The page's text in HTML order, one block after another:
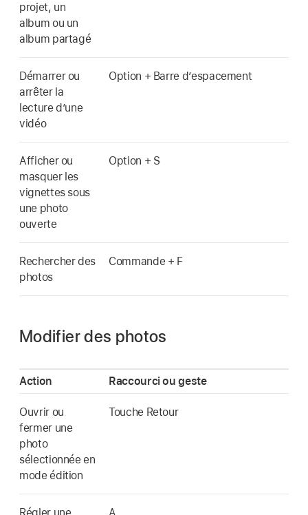
projet, un
album ou un
album partagé
Démarrer ou
arrêter la
lecture d’une
vidéo
Option + Barre d’espacement
Afficher ou
masquer les
vignettes sous
une photo
ouverte
Option + S
Rechercher des
photos
Commande + F
Modifier des photos
Action Raccourci ou geste
Ouvrir ou
fermer une
photo
sélectionnée en
mode édition
Touche Retour